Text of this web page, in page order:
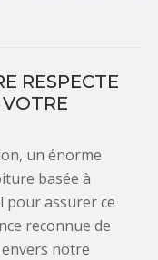
RESPECTE
un énorme
basée à
pour assurer ce
reconnue de
notre